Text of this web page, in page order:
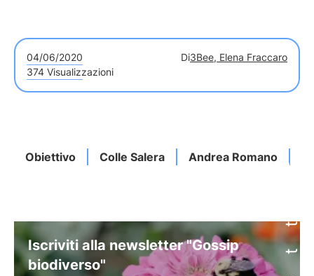
04/06/2020 Di3Bee, Elena Fraccaro
374 Visualizzazioni
Obiettivo Colle Salera Andrea Romano
Iscriviti alla newsletter "Gossip
biodiverso"